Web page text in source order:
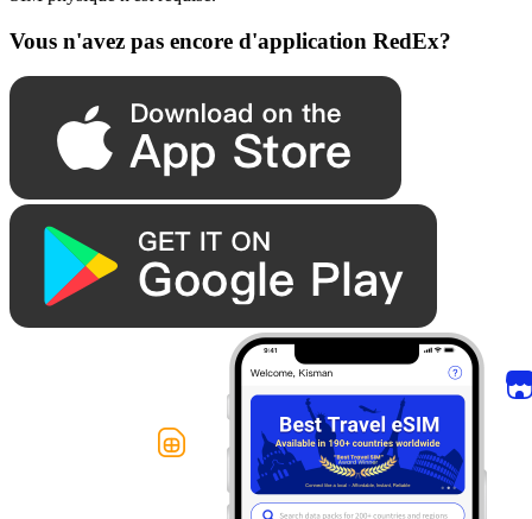
Vous n'avez pas encore d'application RedEx?